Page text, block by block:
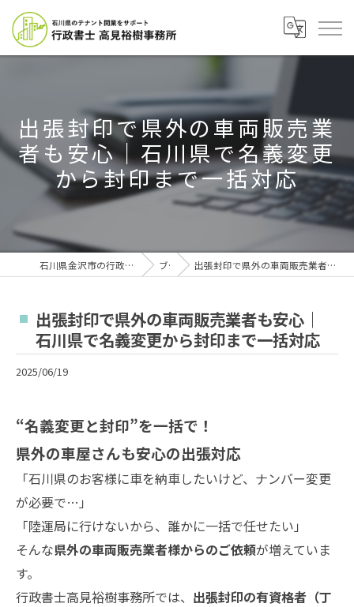
出張封印で県外の車両販売業
者も安心｜石川県で名義変更
から封印まで一括対応
石川県金沢市の行政書士なら行政書士高見裕樹事務所 ブログ 出張封印で県外の車両販売業者も安心｜石川県で名義変更から封印まで一括対応
出張封印で県外の車両販売業者も安心｜
石川県で名義変更から封印まで一括対応
2025/06/19
“名義変更と封印”を一括で！
県外の車屋さんも安心の出張対応
「石川県のお客様に車を納車したいけど、ナンバー変更
が必要で…」
「陸運局に行けないから、誰かに一括で任せたい」
そんな県外の車両販売業者様からのご依頼が増えていま
す。
行政書士高見裕樹事務所では、 出張封印の有資格者（丁